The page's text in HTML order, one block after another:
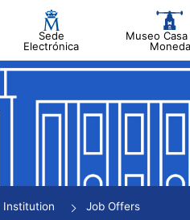
Sede
Electrónica
Museo
Moneda
Institution Job Offers